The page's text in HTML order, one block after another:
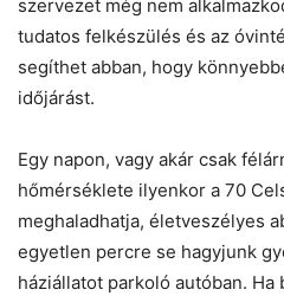
szervezet még nem
tudatos felkészülés és az
segíthet abban, hogy
időjárást.
Egy napon, vagy akár csak
hőmérséklete ilyenkor a 70
meghaladhatja, életveszélyes
egyetlen percre se hagyjunk
háziállatot parkoló autóban. Ha